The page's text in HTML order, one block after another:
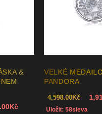
PANDORA
1,910.00Kč
58sleva